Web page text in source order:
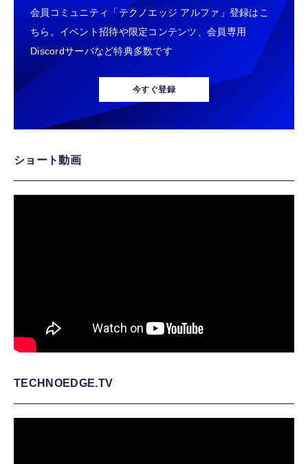
会員コミュニティ「テクノエッジ アルファ」登録はこ
ちら。イベント招待や限定コンテンツ、会員専用
Discordサーバなど特典多数です
今すぐ登録
ショート動画
TECHNOEDGE.TV